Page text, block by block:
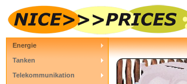
Energie
Tanken
Telekommunikation